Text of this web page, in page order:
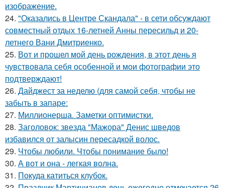
изображение.
24. "Оказались в Центре Скандала" - в сети обсуждают
совместный отдых 16-летней Анны пересильд и 20-
летнего Вани Дмитриенко.
25. Вот и прошел мой день рождения, в этот день я
чувствовала себя особенной и мои фотографии это
подтверждают!
26. Дайджест за неделю (для самой себя, чтобы не
забыть в запаре:
27. Миллионерша. Заметки оптимистки.
28. Заголовок: звезда "Мажора" Денис шведов
избавился от залысин пересадкой волос.
29. Чтобы любили. Чтобы понимание было!
30. А вот и она - легкая волна.
31. Покуда катиться клубок.